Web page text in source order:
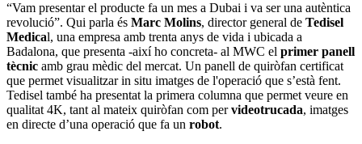
“Vam presentar el producte fa un mes a Dubai i va ser una autèntica
revolució”. Qui parla és Marc Molins, director general de Tedisel
Medical, una empresa amb trenta anys de vida i ubicada a
Badalona, que presenta -així ho concreta- al MWC el primer panell
tècnic amb grau mèdic del mercat. Un panell de quiròfan certificat
que permet visualitzar in situ imatges de l'operació que s’està fent.
Tedisel també ha presentat la primera columna que permet veure en
qualitat 4K, tant al mateix quiròfan com pervideotrucada, imatges
en directe d’una operació que fa un robot.